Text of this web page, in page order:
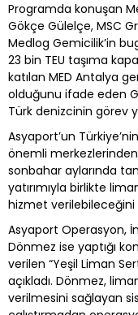
Programda konuşan
Gökçe Gülelçe, MSC
Medlog Gemicilik’in
23 bin TEU taşıma
katılan MED Antalya
olduğunu ifade eden
Türk denizcinin görev
Asyaport’un
önemli
sonbahar aylarında
yatırımıyla birlikte
hizmet verilebileceğini
Asyaport Operasyon,
Dönmez ise yaptığı
verilen “Yeşil Liman
açıkladı. Dönmez,
verilmesini sağlayan